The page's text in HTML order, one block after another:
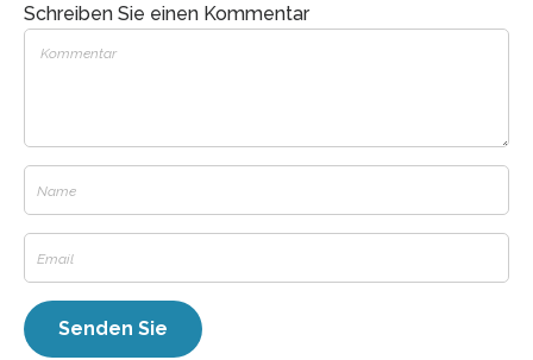
Schreiben Sie einen Kommentar